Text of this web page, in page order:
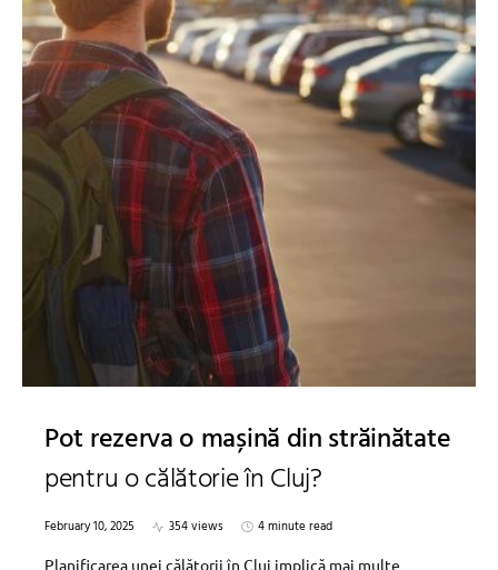
Pot rezerva o mașină din străinătate
pentru o călătorie în Cluj?
February 10, 2025 354 views
4 minute read
Planificarea unei călătorii în Cluj implică mai multe